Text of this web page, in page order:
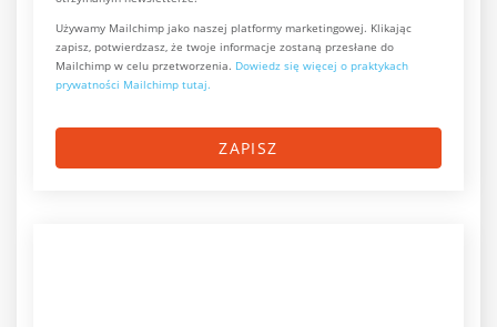
Używamy Mailchimp jako naszej platformy marketingowej. Klikając
zapisz, potwierdzasz, że twoje informacje zostaną przesłane do
Mailchimp w celu przetworzenia. Dowiedz się więcej o praktykach
prywatności Mailchimp tutaj.
ZAPISZ